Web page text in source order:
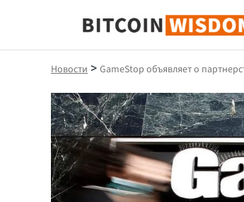
Биткойн Мудрость
Новости > GameStop объявляет о